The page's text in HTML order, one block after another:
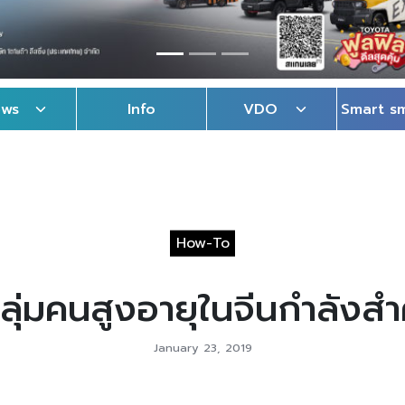
Info VDO Smart
How-To
มคนสูงอายุในจีนกำลัง
January 23, 2019